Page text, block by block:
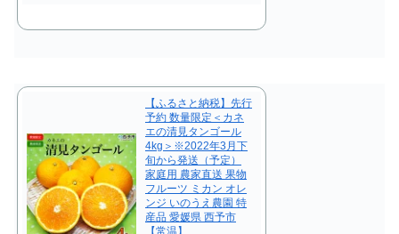
【ふるさと納税】先行
予約 数量限定＜カネ
エの清見タンゴール
4kg＞※2022年3月下
旬から発送（予定）
家庭用 農家直送 果物
フルーツ ミカン オレ
ンジ いのうえ農園 特
産品 愛媛県 西予市
【常温】